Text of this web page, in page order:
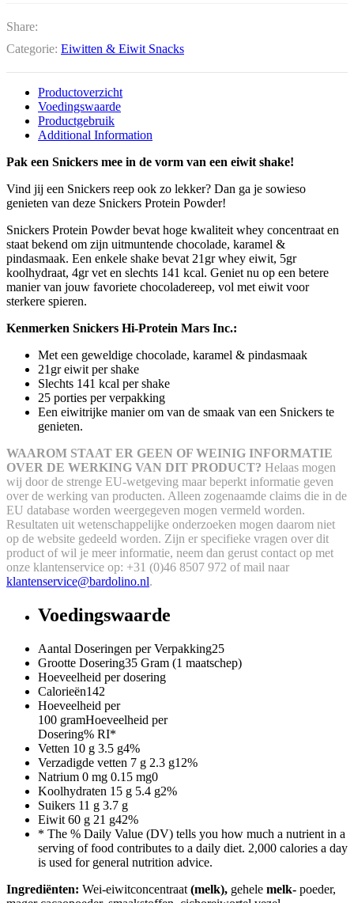
Share:
Categorie: Eiwitten & Eiwit Snacks
Productoverzicht
Voedingswaarde
Productgebruik
Additional Information
Pak een Snickers mee in de vorm van een eiwit shake!
Vind jij een Snickers reep ook zo lekker? Dan ga je sowieso
genieten van deze Snickers Protein Powder!
Snickers Protein Powder bevat hoge kwaliteit whey concentraat en
staat bekend om zijn uitmuntende chocolade, karamel &
pindasmaak. Een enkele shake bevat 21gr whey eiwit, 5gr
koolhydraat, 4gr vet en slechts 141 kcal. Geniet nu op een betere
manier van jouw favoriete chocoladereep, vol met eiwit voor
sterkere spieren.
Kenmerken Snickers Hi-Protein Mars Inc.:
Met een geweldige chocolade, karamel & pindasmaak
21gr eiwit per shake
Slechts 141 kcal per shake
25 porties per verpakking
Een eiwitrijke manier om van de smaak van een Snickers te
genieten.
WAAROM STAAT ER GEEN OF WEINIG INFORMATIE
OVER DE WERKING VAN DIT PRODUCT? Helaas mogen
wij door de strenge EU-wetgeving maar beperkt informatie geven
over de werking van producten. Alleen zogenaamde claims die in de
EU database worden weergegeven mogen vermeld worden.
Resultaten uit wetenschappelijke onderzoeken mogen daarom niet
op de website gedeeld worden. Zijn er specifieke vragen over dit
product of wil je meer informatie, neem dan gerust contact op met
onze klantenservice op: +31 (0)46 8507 972 of mail naar
klantenservice@bardolino.nl.
Voedingswaarde
Aantal Doseringen per Verpakking25
Grootte Dosering35 Gram (1 maatschep)
Hoeveelheid per dosering
Calorieën142
Hoeveelheid per
100 gramHoeveelheid per
Dosering% RI*
Vetten 10 g 3.5 g4%
Verzadigde vetten 7 g 2.3 g12%
Natrium 0 mg 0.15 mg0
Koolhydraten 15 g 5.4 g2%
Suikers 11 g 3.7 g
Eiwit 60 g 21 g42%
* The % Daily Value (DV) tells you how much a nutrient in a
serving of food contributes to a daily diet. 2,000 calories a day
is used for general nutrition advice.
Ingrediënten: Wei-eiwitconcentraat (melk), gehele melk- poeder,